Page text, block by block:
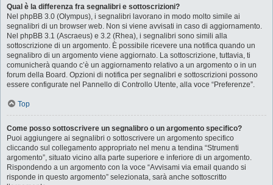
Qual è la differenza fra segnalibri e sottoscrizioni?
Nel phpBB 3.0 (Olympus), i segnalibri lavorano in modo molto simile ai
segnalibri di un browser web. Non si viene avvisati in caso di aggiornamento.
Nel phpBB 3.1 (Ascraeus) e 3.2 (Rhea), i segnalibri sono simili alla
sottoscrizione di un argomento. È possibile ricevere una notifica quando un
segnalibro di un argomento viene aggiornato. La sottoscrizione, tuttavia, ti
comunicherà quando c’è un aggiornamento relativo a un argomento o in un
forum della Board. Opzioni di notifica per segnalibri e sottoscrizioni possono
essere configurate nel Pannello di Controllo Utente, alla voce “Preferenze”.
Top
Come posso sottoscrivere un segnalibro o un argomento specifico?
Puoi aggiungere ai segnalibri o sottoscrivere un argomento specifico
cliccando sul collegamento appropriato nel menu a tendina “Strumenti
argomento”, situato vicino alla parte superiore e inferiore di un argomento.
Rispondendo a un argomento con la voce “Avvisami via email quando si
risponde in questo argomento” selezionata, sarà anche sottoscritto